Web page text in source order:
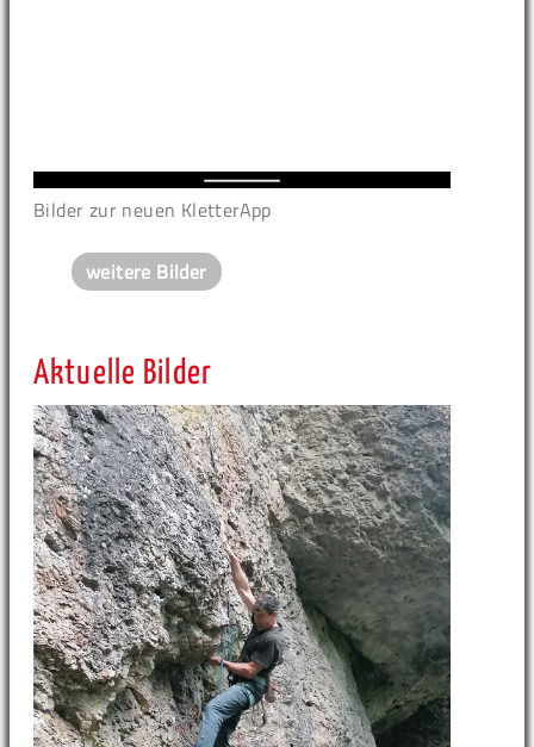
Bilder zur neuen KletterApp
weitere Bilder
Aktuelle Bilder